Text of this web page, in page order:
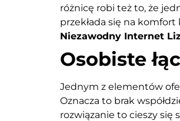
różnicę robi też to, że
przekłada się na komfort
Niezawodny Internet
Osobiste
Jednym z elementów
Oznacza to brak
rozwiązanie to cieszy